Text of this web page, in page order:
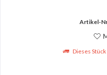
Artikel-
Dieses